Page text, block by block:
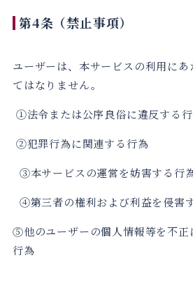
第4条（禁止事項）
ユーザーは、本サービスの利用に
てはなりません。
①法令または公序良俗に違反する
②犯罪行為に関連する行為
③本サービスの運営を妨害する行
④第三者の権利および利益を侵害
⑤他のユーザーの個人情報等を不正
行為